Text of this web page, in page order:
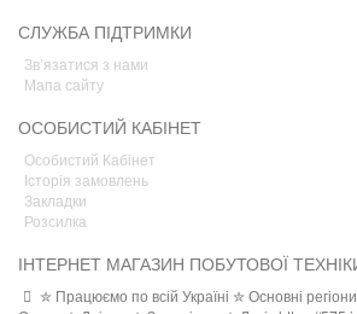
СЛУЖБА ПІДТРИМКИ
Зв’язатися з нами
Мапа сайту
ОСОБИСТИЙ КАБІНЕТ
Особистий Кабінет
Історія замовлень
Закладки
Розсилка
ІНТЕРНЕТ МАГАЗИН ПОБУТОВОЇ
✮ Працюємо по всій Україні ✮ Основні